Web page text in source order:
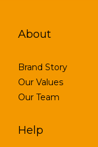
About
Brand Story
Our Values
Our Team
Help